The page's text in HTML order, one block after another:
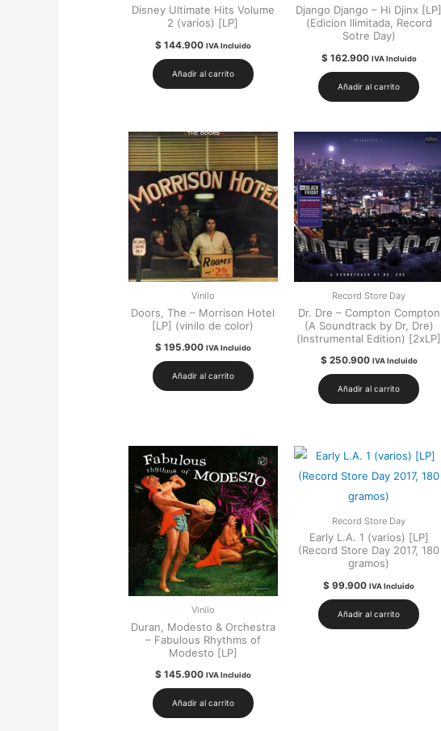
Disney Ultimate Hits Volume
2 (varios) [LP]
$144.900 IVA Incluido
Añadir al carrito
Django Django – Hi Djinx [LP]
(Edicion llimitada, Record
Sotre Day)
$162.900 IVA Incluido
Añadir al carrito
Vinilo
Doors, The – Morrison Hotel
[LP] (vinilo de color)
$195.900 IVA Incluido
Añadir al carrito
Record Store Day
Dr. Dre – Compton Compton
(A Soundtrack by Dr, Dre)
(Instrumental Edition) [2xLP]
$250.900 IVA Incluido
Añadir al carrito
Vinilo
Duran, Modesto & Orchestra
– Fabulous Rhythms of
Modesto [LP]
$145.900 IVA Incluido
Añadir al carrito
Record Store Day
Early L.A. 1 (varios) [LP]
(Record Store Day 2017, 180
gramos)
$ 99.900 IVA Incluido
Añadir al carrito